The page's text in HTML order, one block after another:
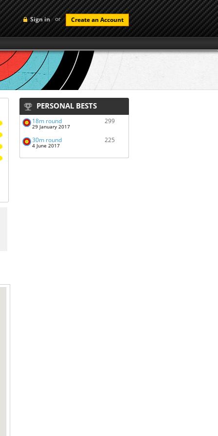
Sign in or Create an Account
PERSONAL BESTS
18m round
29 January 2017
299
30m round
4 June 2017
225